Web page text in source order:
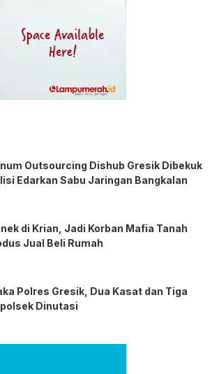
Outsourcing Dishub Gresik Dibekuk
Edarkan Sabu Jaringan Bangkalan
di Krian, Jadi Korban Mafia Tanah
Jual Beli Rumah
Polres Gresik, Dua Kasat dan Tiga
Dinutasi